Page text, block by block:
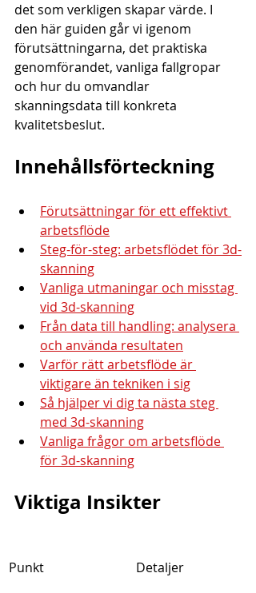
det som verkligen skapar värde. I
den här guiden går vi igenom
förutsättningarna, det praktiska
genomförandet, vanliga fallgropar
och hur du omvandlar
skanningsdata till konkreta
kvalitetsbeslut.
Innehållsförteckning
Förutsättningar för ett effektivt
arbetsflöde
Steg-för-steg: arbetsflödet för 3d-
skanning
Vanliga utmaningar och misstag
vid 3d-skanning
Från data till handling: analysera
och använda resultaten
Varför rätt arbetsflöde är
viktigare än tekniken i sig
Så hjälper vi dig ta nästa steg
med 3d-skanning
Vanliga frågor om arbetsflöde
för 3d-skanning
Viktiga Insikter
Punkt
Detaljer